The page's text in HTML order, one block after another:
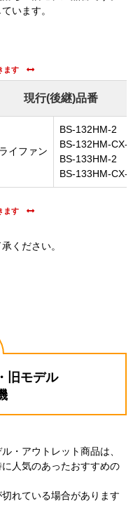
います。
現行(後継)品番
イファン
BS-132HM-2
BS-132HM-CX-2
BS-133HM-2
BS-133HM-CX-2
ください。
旧モデル
・アウトレット商品は、
人気のあったおすすめの
れている場合があります